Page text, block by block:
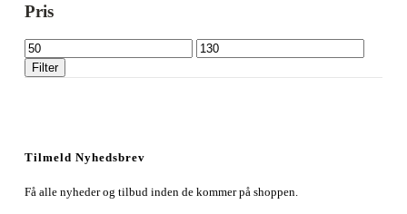
Pris
Mindste
pris
Højeste
pris
Filter
Tilmeld Nyhedsbrev
Få alle nyheder og tilbud inden de kommer på shoppen.